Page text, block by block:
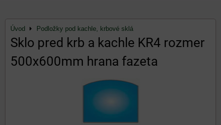
Úvod Podložky pod kachle, krbové sklá
Sklo pred krb a kachle KR4 rozmer
500x600mm hrana fazeta